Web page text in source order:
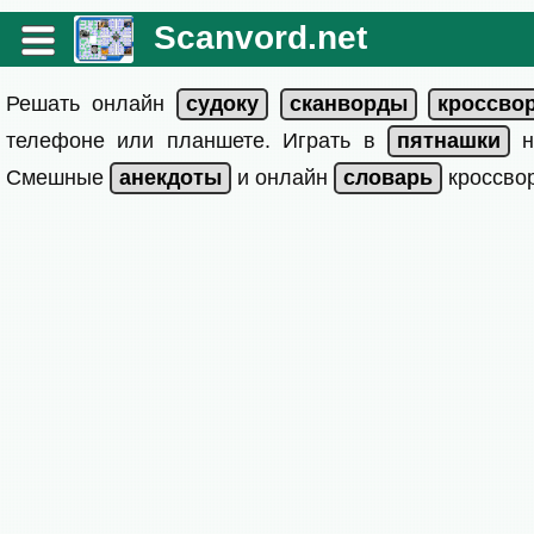
Scanvord.net
Решать онлайн
телефоне или планшете. Играть в
Смешные
и онлайн